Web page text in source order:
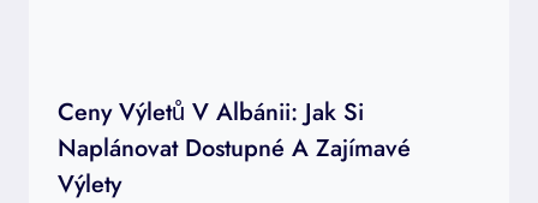
Ceny Výletů V Albánii: Jak Si
Naplánovat Dostupné A Zajímavé
Výlety